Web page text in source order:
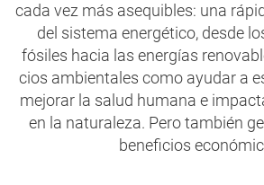
cada vez más asequibles: una
del sistema energético, desde
fósiles hacia las energías
cios ambientales como ayudar a
mejorar la salud humana e
en la naturaleza. Pero también
beneficios